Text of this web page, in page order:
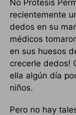
No Prótesis
recientemente
dedos en su
médicos
en sus huesos
crecerle dedos!
ella algún día
niños.
Pero no hay